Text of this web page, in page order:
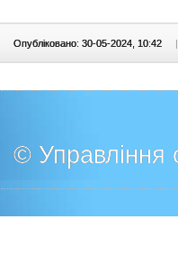
Опубліковано: 30-05-2024, 10:42 |
© Управління